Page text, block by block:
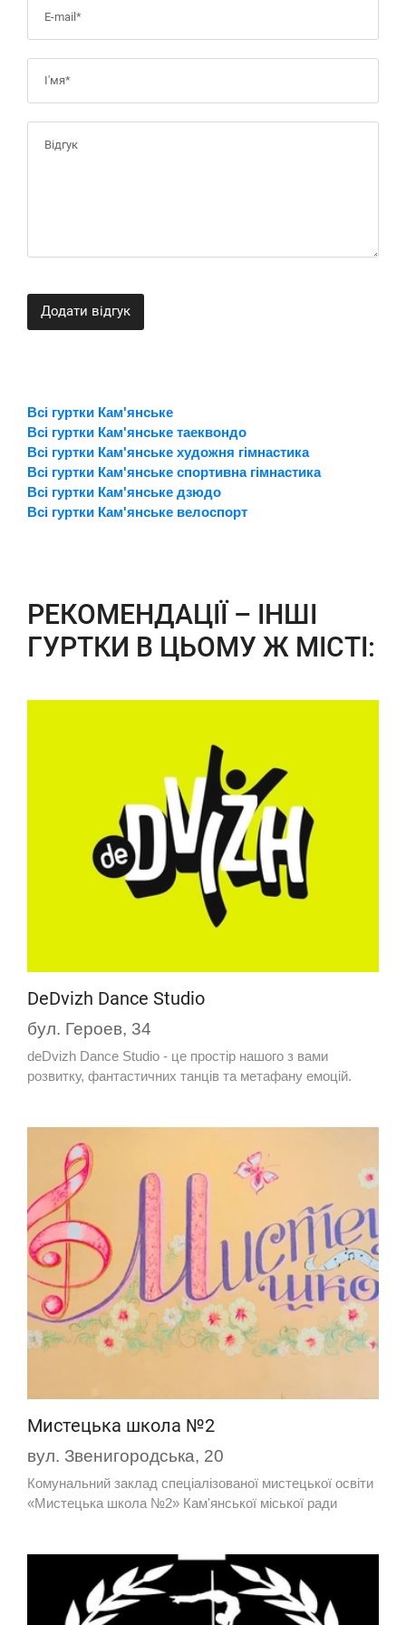
Додати відгук
Всі гуртки Кам'янське
Всі гуртки Кам'янське таеквондо
Всі гуртки Кам'янське художня гімнастика
Всі гуртки Кам'янське спортивна гімнастика
Всі гуртки Кам'янське дзюдо
Всі гуртки Кам'янське велоспорт
РЕКОМЕНДАЦІЇ – ІНШІ
ГУРТКИ В ЦЬОМУ Ж МІСТІ:
DeDvizh Dance Studio
бул. Героев, 34
deDvizh Dance Studio - це простір нашого з вами
розвитку, фантастичних танців та метафану емоцій.
Мистецька школа №2
вул. Звенигородська, 20
Комунальний заклад спеціалізованої мистецької освіти
«Мистецька школа №2» Кам'янської міської ради